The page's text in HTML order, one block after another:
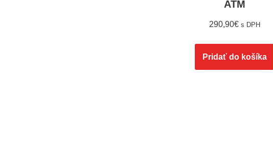
ATM
290,90€ s DPH
Pridať do košíka